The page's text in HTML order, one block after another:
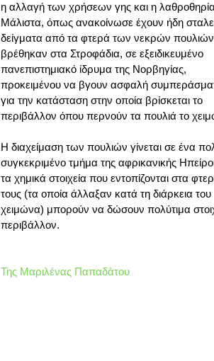
η αλλαγή των χρήσεων γης και η
Μάλιστα, όπως ανακοίνωσε έχουν ήδη
δείγματα από τα φτερά των νεκρών
βρέθηκαν στα Στροφάδια, σε εξειδικευμένο
πανεπιστημιακό ίδρυμα της Νορβηγίας,
προκειμένου να βγουν ασφαλή
για την κατάσταση στην οποία βρίσκεται το
περιβάλλον όπου περνούν τα πουλιά το
Η διαχείμαση των πουλιών γίνεται σε ένα
συγκεκριμένο τμήμα της αφρικανικής
τα χημικά στοιχεία που εντοπίζονται στα
τους (τα οποία άλλαξαν κατά τη διάρκεια του
χειμώνα) μπορούν να δώσουν πολύτιμα
περιβάλλον.
Της Μαριλένας Παπαδάτου